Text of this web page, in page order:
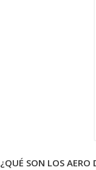
¿QUÉ SON LOS